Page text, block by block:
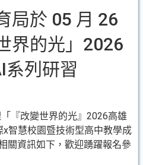
局於 05 月 26
界的光」2026
列研習
『改變世界的光』2026高雄
智慧校園暨技術型高中教學成
關資訊如下，歡迎踴躍報名參